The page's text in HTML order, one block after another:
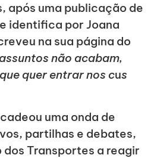
após uma publicação de
identifica por Joana
na sua página do
não acabam,
quer entrar nos cus
uma onda de
partilhas e debates,
Transportes a reagir